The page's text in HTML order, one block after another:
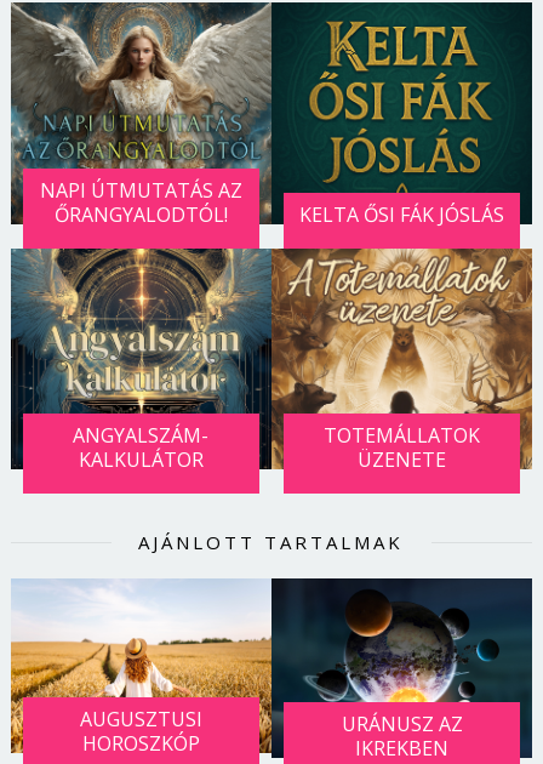
NAPI ÚTMUTATÁS AZ
ŐRANGYALODTÓL!
KELTA ŐSI FÁK JÓSLÁS
ANGYALSZÁM-
KALKULÁTOR
TOTEMÁLLATOK
ÜZENETE
AJÁNLOTT TARTALMAK
AUGUSZTUSI
HOROSZKÓP
URÁNUSZ AZ
IKREKBEN
Jelszó
Mégse Bejelentkezés